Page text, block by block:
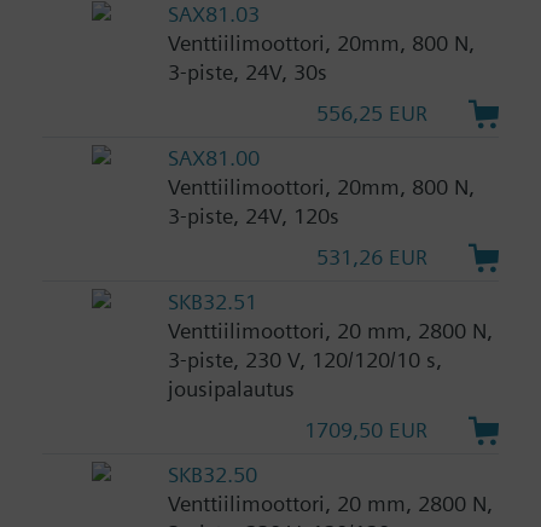
SAX81.03
Venttiilimoottori, 20mm, 800 N,
3-piste, 24V, 30s
556,25 EUR
SAX81.00
Venttiilimoottori, 20mm, 800 N,
3-piste, 24V, 120s
531,26 EUR
SKB32.51
Venttiilimoottori, 20 mm, 2800 N,
3-piste, 230 V, 120/120/10 s,
jousipalautus
1709,50 EUR
SKB32.50
Venttiilimoottori, 20 mm, 2800 N,